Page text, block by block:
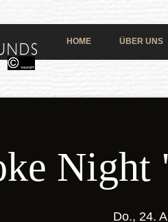
HOME ÜBER UNS
Night
Do., 24.